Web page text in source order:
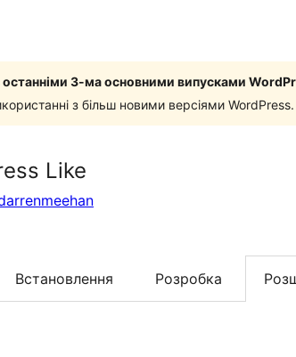
останніми 3-ма основними випусками
з більш новими версіями WordPress.
Like
Встановлення Розробка